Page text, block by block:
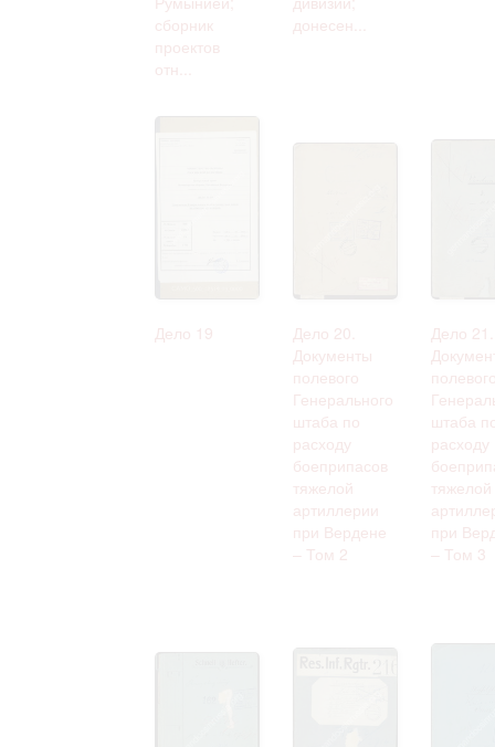
сборник
проектов
отн...
донесен...
Дело 19
Дело 20.
Документы
полевого
Генерального
штаба по
расходу
боеприпасов
тяжелой
артиллерии
при Вердене
– Том 2
Дело 21.
штаба
расходу
тяжелой
при
– Том 3